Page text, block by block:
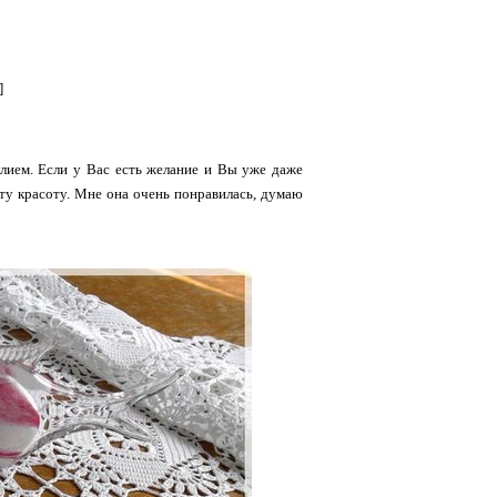
]
Если у Вас есть желание и Вы уже даже
красоту. Мне она очень понравилась, думаю